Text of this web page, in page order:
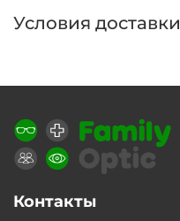
Условия доставки
Контакты